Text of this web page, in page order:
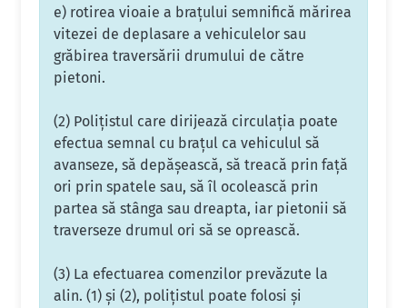
e) rotirea vioaie a braţului semnifică mărirea
vitezei de deplasare a vehiculelor sau
grăbirea traversării drumului de către
pietoni.
(2) Poliţistul care dirijează circulaţia poate
efectua semnal cu braţul ca vehiculul să
avanseze, să depăşească, să treacă prin faţă
ori prin spatele sau, să îl ocolească prin
partea să stânga sau dreapta, iar pietonii să
traverseze drumul ori să se oprească.
(3) La efectuarea comenzilor prevăzute la
alin. (1) şi (2), poliţistul poate folosi şi